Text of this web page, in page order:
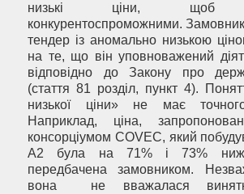
низькі ціни, щоб
конкурентоспроможними. Замовник
тендер із аномально низькою
на те, що він уповноважений
відповідно до Закону про
(стаття 81 розділ, пункт 4).
низької ціни» не має
Наприклад, ціна,
консорціумом COVEC, який
А2 була на 71% і 73%
передбачена замовником.
вона не вважалася